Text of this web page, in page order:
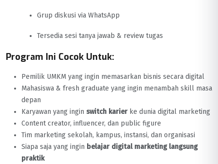
Grup diskusi via WhatsApp
Tersedia sesi tanya jawab & review tugas
Program Ini Cocok Untuk:
Pemilik UMKM yang ingin memasarkan bisnis secara digital
Mahasiswa & fresh graduate yang ingin menambah skill masa
depan
Karyawan yang ingin switch karier ke dunia digital marketing
Content creator, influencer, dan public figure
Tim marketing sekolah, kampus, instansi, dan organisasi
Siapa saja yang ingin belajar digital marketing langsung
praktik